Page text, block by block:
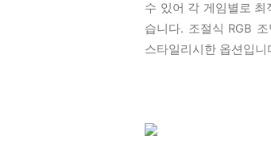
수 있어 각 게임별로
습니다. 조절식 RGB
스타일리시한 옵션입니